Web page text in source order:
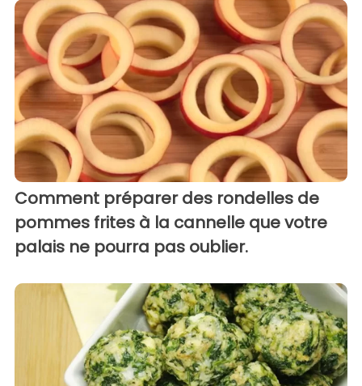
Comment préparer des rondelles de
pommes frites à la cannelle que votre
palais ne pourra pas oublier.